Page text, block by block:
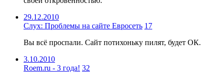
29.12.2010
Слух: Проблемы на сайте Евросеть 17
Вы всё проспали. Сайт потихоньку пилят, будет ОК.
3.10.2010
Roem.ru - 3 года! 32